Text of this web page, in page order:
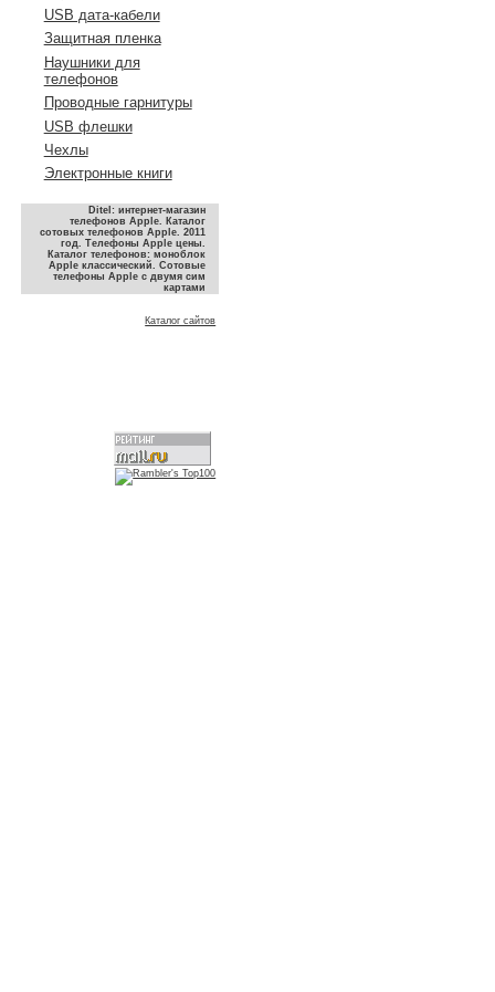
USB дата-кабели
Защитная пленка
Наушники для
телефонов
Проводные гарнитуры
USB флешки
Чехлы
Электронные книги
Ditel: интернет-магазин
телефонов Apple. Каталог
сотовых телефонов Apple. 2011
год. Телефоны Apple цены.
Каталог телефонов: моноблок
Apple классический. Сотовые
телефоны Apple с двумя сим
картами
Каталог сайтов